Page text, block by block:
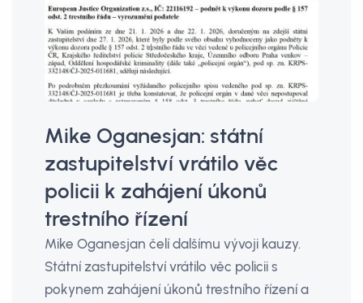
Mike Oganesjan: státní
zastupitelství vrátilo věc
policii k zahájení úkonů
trestního řízení
Mike Oganesjan čelí dalšímu vývoji kauzy.
Státní zastupitelství vrátilo věc policii s
pokynem zahájení úkonů trestního řízení a